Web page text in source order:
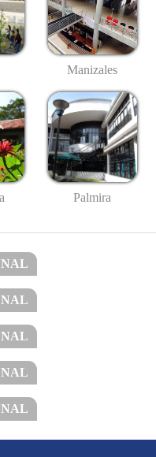
Manizales
Palmira